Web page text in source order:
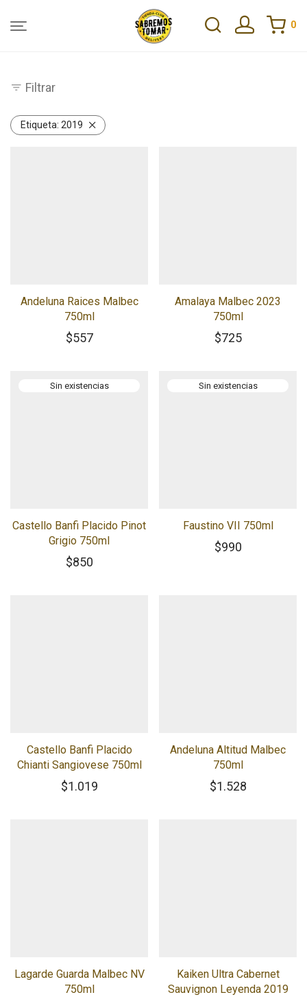
0
Filtrar
Etiqueta: 2019
Andeluna Raices Malbec
750ml
$557
Amalaya Malbec 2023
750ml
$725
Castello Banfi Placido Pinot
Grigio 750ml
$850
Faustino VII 750ml
$990
Castello Banfi Placido
Chianti Sangiovese 750ml
$1.019
Andeluna Altitud Malbec
750ml
$1.528
Lagarde Guarda Malbec NV
750ml
Kaiken Ultra Cabernet
Sauvignon Leyenda 2019